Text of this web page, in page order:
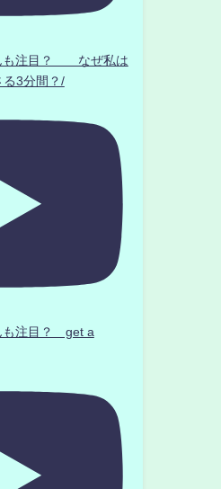
も注目？ なぜ私は
る3分間？/
も注目？ get a